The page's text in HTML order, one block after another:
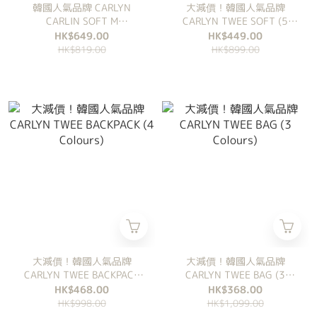
韓國人氣品牌 CARLYN
CARLIN SOFT M
HOLOGRAM 雲朵包包
HK$649.00
HK$819.00
大減價！韓國人氣品牌
CARLYN TWEE SOFT (5
Colours)
HK$449.00
HK$899.00
大減價！韓國人氣品牌
CARLYN TWEE BACKPACK
(4 Colours)
HK$468.00
HK$998.00
大減價！韓國人氣品牌
CARLYN TWEE BAG (3
Colours)
HK$368.00
HK$1,099.00